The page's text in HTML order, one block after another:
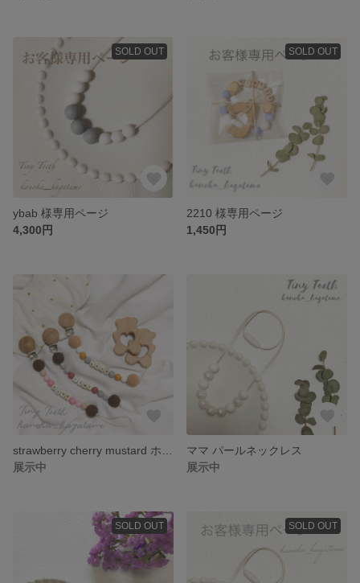
SOLD OUT
ybab 様専用ページ
4,300円
SOLD OUT
2210 様専用ページ
1,450円
展示中
ママ パールネックレス
展示中
SOLD OUT SOLD OUT